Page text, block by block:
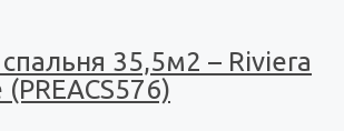
35,5м2 – Riviera